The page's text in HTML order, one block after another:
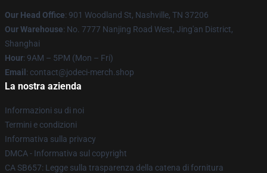
Our Head Office: 901 Woodland St, Nashville, TN 37206
Our Warehouse: No. 7777 Nanjing Road West, Jing'an District,
Shanghai
Hour: 9AM – 5PM (Mon – Fri)
Email : contact@jodeci-merch.shop
La nostra azienda
Informazioni su di noi
Termini e condizioni
Informativa sulla privacy
DMCA - Informativa sul copyright
CA SB657: Legge sulla trasparenza della catena di fornitura